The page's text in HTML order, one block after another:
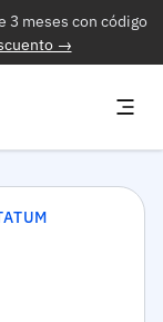
3 meses con código
→